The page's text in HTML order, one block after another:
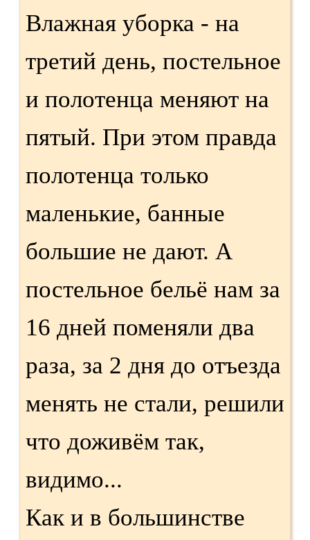
Влажная уборка - на
третий день, постельное
и полотенца меняют на
пятый. При этом правда
полотенца только
маленькие, банные
большие не дают. А
постельное бельё нам за
16 дней поменяли два
раза, за 2 дня до отъезда
менять не стали, решили
что доживём так,
видимо...
Как и в большинстве